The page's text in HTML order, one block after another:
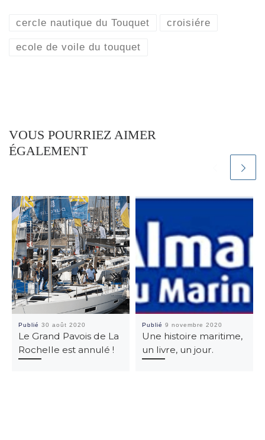
cercle nautique du Touquet croisiére
ecole de voile du touquet
VOUS POURRIEZ AIMER
ÉGALEMENT
Publié30 août 2020
Le Grand Pavois de La
Rochelle est annulé !
Publié9 novembre 2020
Une histoire maritime,
un livre, un jour.